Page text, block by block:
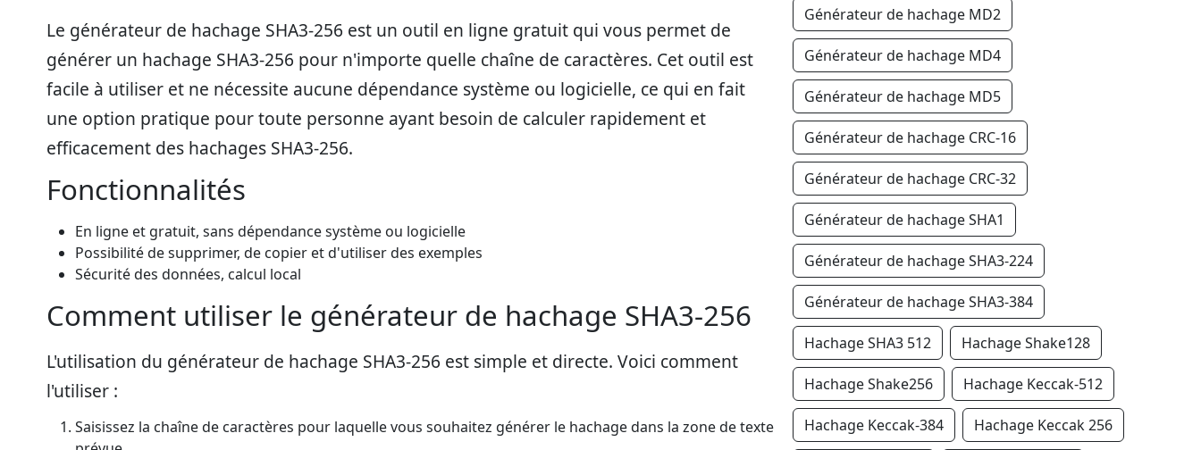
Le générateur de hachage SHA3-256 est un outil en ligne gratuit qui vous permet de
générer un hachage SHA3-256 pour n'importe quelle chaîne de caractères. Cet outil est
facile à utiliser et ne nécessite aucune dépendance système ou logicielle, ce qui en fait
une option pratique pour toute personne ayant besoin de calculer rapidement et
efficacement des hachages SHA3-256.
Fonctionnalités
En ligne et gratuit, sans dépendance système ou logicielle
Possibilité de supprimer, de copier et d'utiliser des exemples
Sécurité des données, calcul local
Comment utiliser le générateur de hachage SHA3-256
L'utilisation du générateur de hachage SHA3-256 est simple et directe. Voici comment
l'utiliser :
Saisissez la chaîne de caractères pour laquelle vous souhaitez générer le hachage dans la zone de texte
Générateur de hachage MD2
Générateur de hachage MD4
Générateur de hachage MD5
Générateur de hachage CRC-16
Générateur de hachage CRC-32
Générateur de hachage SHA1
Générateur de hachage SHA3-224
Générateur de hachage SHA3-384
Hachage SHA3 512 Hachage Shake128
Hachage Shake256 Hachage Keccak-512
Hachage Keccak-384 Hachage Keccak 256